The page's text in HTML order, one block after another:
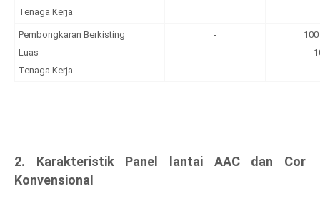
Tenaga Kerja
Pembongkaran Berkisting
Luas
Tenaga Kerja
-
2. Karakteristik Panel lantai AAC dan Cor
Konvensional